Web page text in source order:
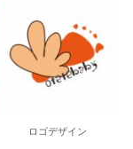
ロゴデザイン